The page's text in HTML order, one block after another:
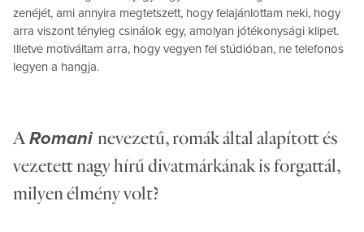
zenéjét, ami annyira megtetszett, hogy felajánlottam neki, hogy
arra viszont tényleg csinálok egy, amolyan jótékonysági klipet.
Illetve motiváltam arra, hogy vegyen fel stúdióban, ne telefonos
legyen a hangja.
ARomani nevezetű, romák által alapított és
vezetett nagy hírű divatmárkának is forgattál,
milyen élmény volt?